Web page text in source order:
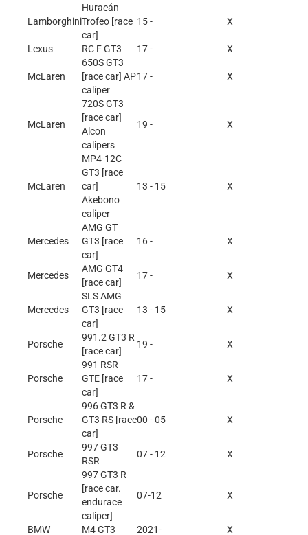
Lamborghini
Huracán
Trofeo [race
car]
15 - X
Lexus RC F GT3 17 - X
McLaren
650S GT3
[race car] AP
caliper
17 - X
McLaren
720S GT3
[race car]
Alcon
calipers
19 - X
McLaren
MP4-12C
GT3 [race
car]
Akebono
caliper
13 - 15 X
Mercedes
AMG GT
GT3 [race
car]
16 - X
Mercedes
AMG GT4
[race car]
17 - X
Mercedes
SLS AMG
GT3 [race
car]
13 - 15 X
Porsche
991.2 GT3 R
[race car]
19 - X
Porsche
991 RSR
GTE [race
car]
17 - X
Porsche
996 GT3 R &
GT3 RS [race
car]
00 - 05 X
Porsche
997 GT3
RSR
07 - 12 X
Porsche
997 GT3 R
[race car.
endurace
caliper]
07-12 X
BMW M4 GT3 2021- X